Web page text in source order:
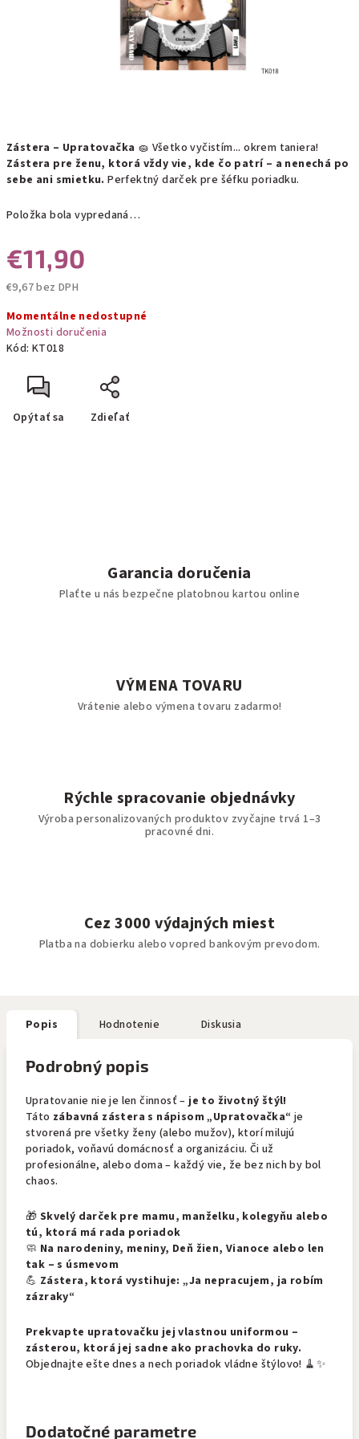
Zástera – Upratovačka 🧽 Všetko vyčistím... okrem taniera!
Zástera pre ženu, ktorá vždy vie, kde čo patrí – a nenechá po
sebe ani smietku. Perfektný darček pre šéfku poriadku.
Položka bola vypredaná…
€11,90
€9,67 bez DPH
cena:
Momentálne nedostupné
Možnosti doručenia
Kód: KT018
Opýtať sa Zdieľať
Garancia doručenia
Plaťte u nás bezpečne platobnou kartou online
VÝMENA TOVARU
Vrátenie alebo výmena tovaru zadarmo!
Rýchle spracovanie objednávky
Výroba personalizovaných produktov zvyčajne trvá 1–3
pracovné dni.
Cez 3000 výdajných miest
Platba na dobierku alebo vopred bankovým prevodom.
Popis Hodnotenie Diskusia
Podrobný popis
Upratovanie nie je len činnosť –je to životný štýl!
Táto zábavná zástera s nápisom „Upratovačka“ je
stvorená pre všetky ženy (alebo mužov), ktorí milujú
poriadok, voňavú domácnosť a organizáciu. Či už
profesionálne, alebo doma – každý vie, že bez nich by bol
chaos.
🎁 Skvelý darček pre mamu, manželku, kolegyňu alebo
tú, ktorá má rada poriadok
🧼 Na narodeniny, meniny, Deň žien, Vianoce alebo len
tak – s úsmevom
💪 Zástera, ktorá vystihuje: „Ja nepracujem, ja robím
zázraky“
Prekvapte upratovačku jej vlastnou uniformou –
zásterou, ktorá jej sadne ako prachovka do ruky.
Objednajte ešte dnes a nech poriadok vládne štýlovo! 🧹✨
Dodatočné parametre